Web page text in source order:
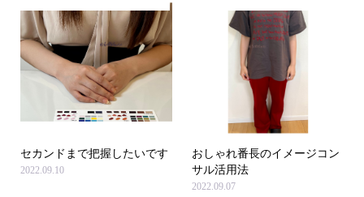
セカンドまで把握したいです
2022.09.10
おしゃれ番長のイメージコン
サル活用法
2022.09.07